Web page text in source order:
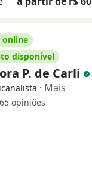
online
disponível
P. de Carli
· Mais
opiniões